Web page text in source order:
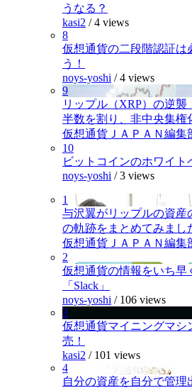
うなる？
kasi2 /4 views
8
仮想通貨の二段階認証は
う！
noys-yoshi /4 views
9
リップル（XRP）の逆
半数を割り、非中央集権
仮想通貨ＪＡＰＡＮ編集
10
ビットコインのホワイト
noys-yoshi /3 views
1
与沢翼がリップルの資産
の軌跡をまとめてみまし
仮想通貨ＪＡＰＡＮ編集
2
仮想通貨の情報をいち早
「Slack」
noys-yoshi / 106 views
3
仮想通貨マイニングマシ
売！
kasi2 / 101 views
4
自分の資産を自分で管理